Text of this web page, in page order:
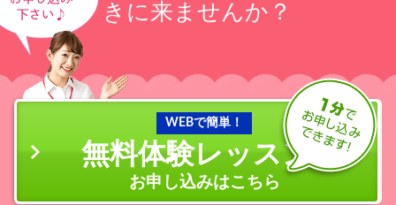
きに来ませんか？
WEBで簡単！
無料体験レッスン
お申し込みはこちら